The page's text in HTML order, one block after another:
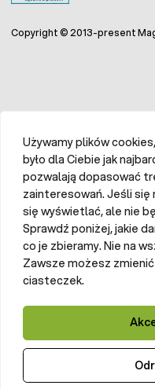
Copyright © 2013-present
Używamy plików
było dla Ciebie jak
pozwalają dopasować
zainteresowań. Jeśli się
się wyświetlać, ale nie
Sprawdź poniżej, jakie
co je zbieramy. Nie na
Zawsze możesz
ciasteczek.